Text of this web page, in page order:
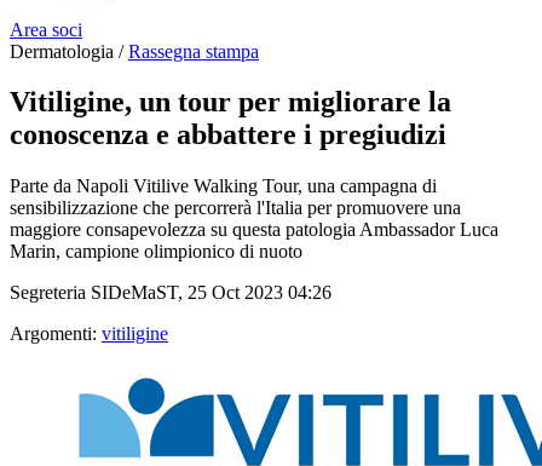
Area soci
Dermatologia /Rassegna stampa
Vitiligine, un tour per migliorare la
conoscenza e abbattere i pregiudizi
Parte da Napoli Vitilive Walking Tour, una campagna di
sensibilizzazione che percorrerà l'Italia per promuovere una
maggiore consapevolezza su questa patologia Ambassador Luca
Marin, campione olimpionico di nuoto
Segreteria SIDeMaST, 25 Oct 2023 04:26
Argomenti: vitiligine